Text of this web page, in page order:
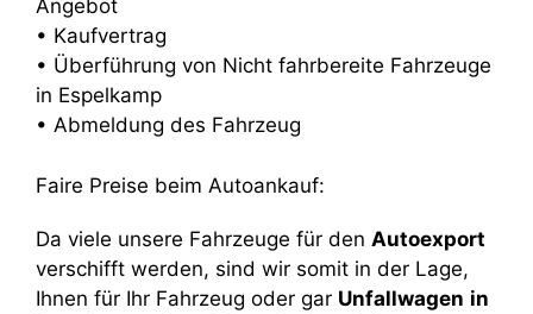
Angebot
• Kaufvertrag
• Überführung von Nicht fahrbereite Fahrzeuge
in Espelkamp
• Abmeldung des Fahrzeug
Faire Preise beim Autoankauf:
Da viele unsere Fahrzeuge für den Autoexport
verschifft werden, sind wir somit in der Lage,
Ihnen für Ihr Fahrzeug oder gar Unfallwagen in